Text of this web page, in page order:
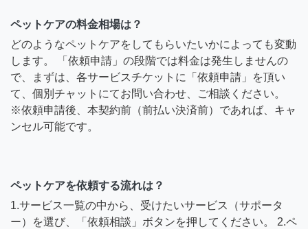
ペットケアの料金相場は？
どのようなペットケアをしてもらいたいかによっても変動
します。 「依頼申請」の段階では料金は発生しませんの
で、まずは、各サービスチケットに「依頼申請」を頂い
て、個別チャットにてお問い合わせ、ご相談ください。
※依頼申請後、本契約前（前払い決済前）であれば、キャ
ンセル可能です。
ペットケアを依頼する流れは？
1.サービス一覧の中から、受けたいサービス（サポータ
ー）を選び、「依頼相談」ボタンを押してください。 2.ペ